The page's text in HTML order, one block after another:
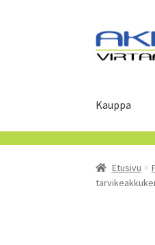
Siirry
navigointiin
Siirry
sisältöön
Kauppa
Etusivu